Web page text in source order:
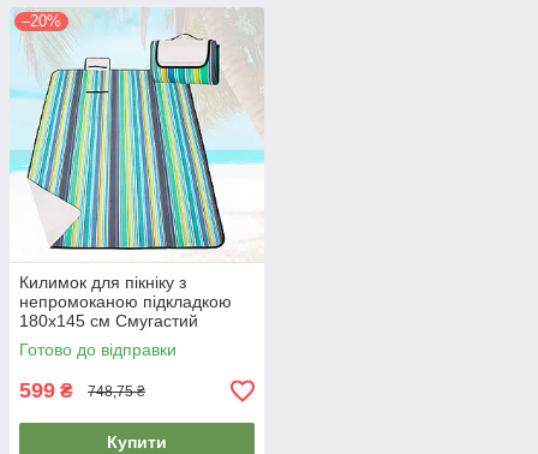
–20%
Килимок для пікніку з
непромоканою підкладкою
180x145 см Смугастий
покривало для пляжу
Готово до відправки
599 ₴ 748,75 ₴
Купити